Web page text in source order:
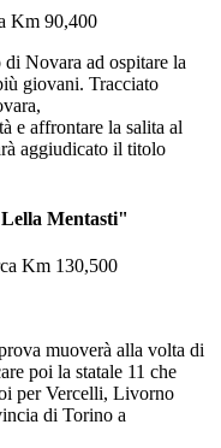
Km 90,400
Novara ad ospitare la
giovani. Tracciato
e affrontare la salita al
aggiudicato il titolo
Mentasti"
Km 130,500
muoverà alla volta di
poi la statale 11 che
per Vercelli, Livorno
di Torino a